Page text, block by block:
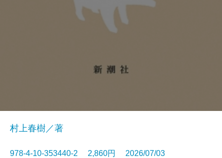
村上春樹／著
978-4-10-353440-2 2,860円 2026/07/03